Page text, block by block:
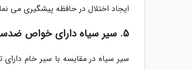
ایجاد اختلال در حافظه پیشگیری می
5. سیر سیاه دارای خواص ضدسرطانی است
سیر سیاه در مقایسه با سیر خام